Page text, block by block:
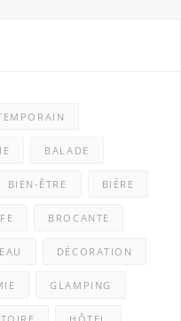
BALADE
BIEN-ÊTRE BIÈRE
BROCANTE
DÉCORATION
GLAMPING